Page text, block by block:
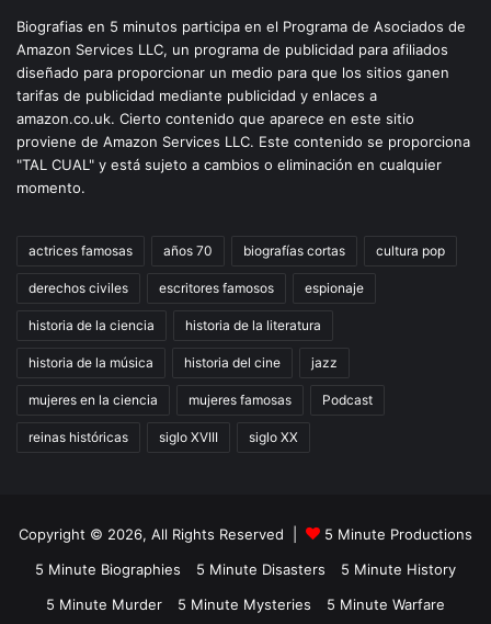
Biografias en 5 minutos participa en el Programa de Asociados de
Amazon Services LLC, un programa de publicidad para afiliados
diseñado para proporcionar un medio para que los sitios ganen
tarifas de publicidad mediante publicidad y enlaces a
amazon.co.uk. Cierto contenido que aparece en este sitio
proviene de Amazon Services LLC. Este contenido se proporciona
"TAL CUAL" y está sujeto a cambios o eliminación en cualquier
momento.
actrices famosas años 70 biografías cortas cultura pop
derechos civiles escritores famosos espionaje
historia de la ciencia historia de la literatura
historia de la música historia del cine jazz
mujeres en la ciencia mujeres famosas Podcast
reinas históricas siglo XVIII siglo XX
Copyright © 2026, All Rights Reserved |
5 Minute Productions
5 Minute Biographies
5 Minute Disasters
5 Minute History
5 Minute Murder
5 Minute Mysteries 5 Minute Warfare